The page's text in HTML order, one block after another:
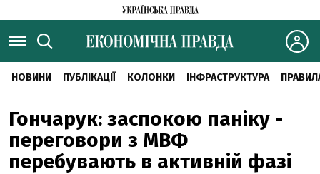
НОВИНИ ПУБЛІКАЦІЇ КОЛОНКИ ІНФРАСТРУКТУРА
Гончарук: заспокою паніку -
переговори з МВФ
перебувають в активній фазі